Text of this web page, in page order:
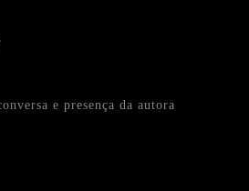
e presença da autora